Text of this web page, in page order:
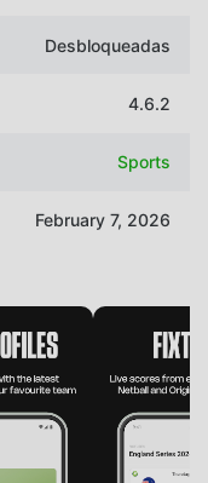
Desbloqueadas
4.6.2
Sports
February 7, 2026